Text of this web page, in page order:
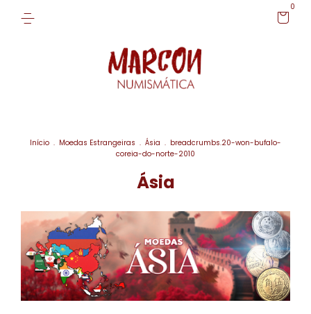
0
Início . Moedas Estrangeiras . Ásia . breadcrumbs.20-won-bufalo-
coreia-do-norte-2010
Ásia